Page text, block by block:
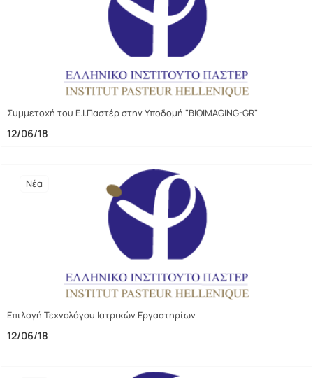
Συμμετοχή του Ε.Ι.Παστέρ στην Υποδομή "BIOIMAGING-GR"
12/06/18
Νέα
Επιλογή Τεχνολόγου Ιατρικών Εργαστηρίων
12/06/18